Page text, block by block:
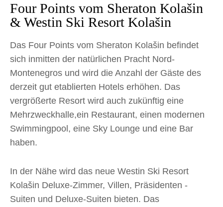
Four Points vom Sheraton Kolašin
& Westin Ski Resort Kolašin
Das Four Points vom Sheraton Kolašin befindet
sich inmitten der natürlichen Pracht Nord-
Montenegros und wird die Anzahl der Gäste des
derzeit gut etablierten Hotels erhöhen. Das
vergrößerte Resort wird auch zukünftig eine
Mehrzweckhalle,ein Restaurant, einen modernen
Swimmingpool, eine Sky Lounge und eine Bar
haben.
In der Nähe wird das neue Westin Ski Resort
Kolašin Deluxe-Zimmer, Villen, Präsidenten -
Suiten und Deluxe-Suiten bieten. Das